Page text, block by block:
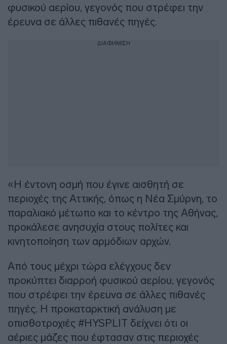
φυσικού αερίου, γεγονός που στρέφει την
έρευνα σε άλλες πιθανές πηγές.
ΔΙΑΦΗΜΙΣΗ
«Η έντονη οσμή που έγινε αισθητή σε
περιοχές της Αττικής, όπως η Νέα Σμύρνη, το
παραλιακό μέτωπο και το κέντρο της Αθήνας,
προκάλεσε ανησυχία στους πολίτες και
κινητοποίηση των αρμόδιων αρχών.
Από τους μέχρι τώρα ελέγχους δεν
προκύπτει διαρροή φυσικού αερίου, γεγονός
που στρέφει την έρευνα σε άλλες πιθανές
πηγές. Η προκαταρκτική ανάλυση με
οπισθοτροχιές #HYSPLIT δείχνει ότι οι
αέριες μάζες που έφτασαν στις περιοχές